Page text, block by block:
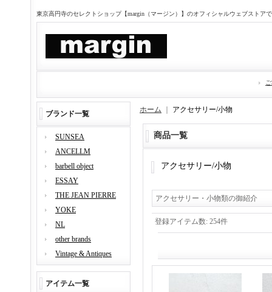
東京高円寺のセレクトショップ【margin（マージン）】のオフィシャルウェブストア
ブランド一覧
SUNSEA
ANCELLM
barbell object
ESSAY
THE JEAN PIERRE
YOKE
NL
other brands
Vintage & Antiques
アイテム一覧
ホーム アクセサリー/小物
商品一覧
アクセサリー/小物
アクセサリー・小物類の御紹介
登録アイテム数: 254件